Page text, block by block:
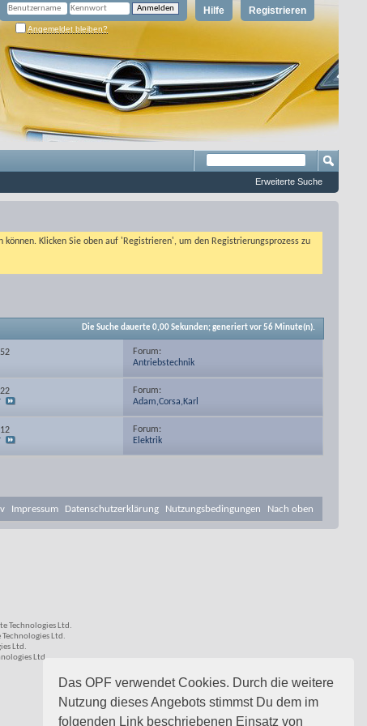
Das OPF verwendet Cookies. Durch die weitere
Nutzung dieses Angebots stimmst Du dem im
folgenden Link beschriebenen Einsatz von
Registrieren
Hilfe
Angemeldet bleiben?
Erweiterte Suche
können. Klicken Sie oben auf 'Registrieren', um den Registrierungsprozess zu
Die Suche dauerte 0,00Sekunden; generiert vor 56 Minute(n).
Forum:
Antriebstechnik
Forum:
Adam,Corsa,Karl
Forum:
Elektrik
Impressum Datenschutzerklärung Nutzungsbedingungen Nach oben
Technologies Ltd.
Ltd.
Ltd.
Ltd.